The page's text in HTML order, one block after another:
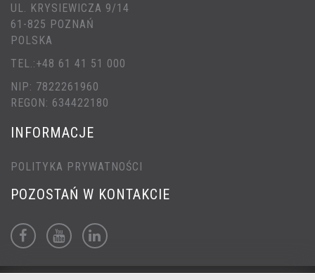
UL. KRYSIEWICZA 9/14
61-825 POZNAŃ
POLSKA
TEL.:+48 61 41 51 000
NIP: 7822261960
REGON: 634422180
INFORMACJE
POLITYKA PRYWATNOŚCI
POZOSTAŃ W KONTAKCIE